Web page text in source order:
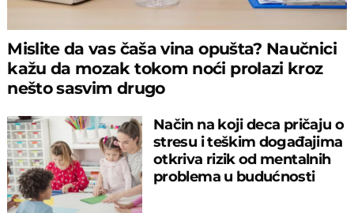
Mislite da vas čaša vina opušta? Naučnici
kažu da mozak tokom noći prolazi kroz
nešto sasvim drugo
Način na koji deca pričaju o
stresu i teškim događajima
otkriva rizik od mentalnih
problema u budućnosti